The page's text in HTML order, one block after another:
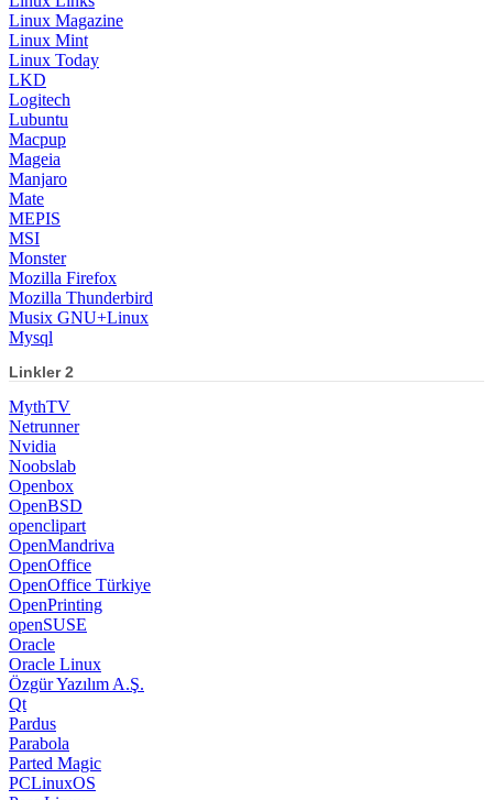
Linux Magazine
Linux Mint
Linux Today
LKD
Logitech
Lubuntu
Macpup
Mageia
Manjaro
Mate
MEPIS
MSI
Monster
Mozilla Firefox
Mozilla Thunderbird
Musix GNU+Linux
Mysql
Linkler 2
MythTV
Netrunner
Nvidia
Noobslab
Openbox
OpenBSD
openclipart
OpenMandriva
OpenOffice
OpenOffice Türkiye
OpenPrinting
openSUSE
Oracle
Oracle Linux
Özgür Yazılım A.Ş.
Qt
Pardus
Parabola
Parted Magic
PCLinuxOS